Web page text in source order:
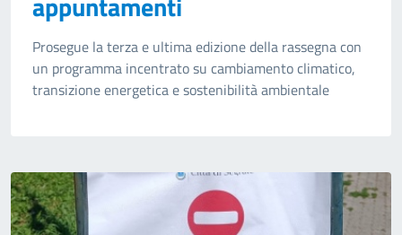
Prosegue la terza e ultima edizione della rassegna con
un programma incentrato su cambiamento climatico,
transizione energetica e sostenibilità ambientale